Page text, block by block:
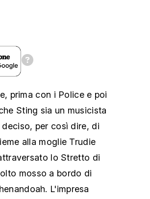
prima con i Police e poi
Sting sia un musicista
per così dire, di
alla moglie Trudie
lo Stretto di
mosso a bordo di
L'impresa